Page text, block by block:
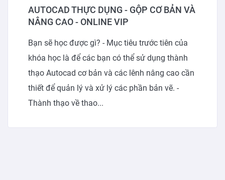
AUTOCAD THỰC DỤNG - GỘP CƠ BẢN VÀ
NÂNG CAO - ONLINE VIP
Bạn sẽ học được gì? - Mục tiêu trước tiên của
khóa học là để các bạn có thể sử dụng thành
thạo Autocad cơ bản và các lênh nâng cao cần
thiết để quản lý và xử lý các phần bản vẽ. -
Thành thạo về thao...